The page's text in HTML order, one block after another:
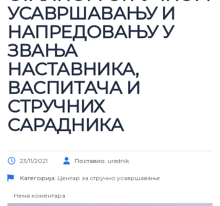
УСАВРШАВАЊУ И
НАПРЕДОВАЊУ У
ЗВАЊА
НАСТАВНИКА,
ВАСПИТАЧА И
СТРУЧНИХ
САРАДНИКА
23/11/2021 Поставио: urednik
Категорија: Центар за стручно усавршавање
Нема коментара